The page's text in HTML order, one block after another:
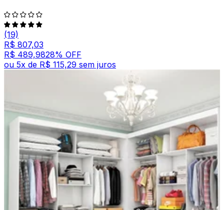
(19)
R$ 807,03
R$ 489,9828% OFF
ou 5x de R$ 115,29 sem juros